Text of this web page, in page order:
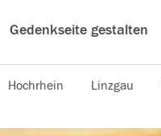
Gedenkseite gestalten
Hochrhein Linzgau